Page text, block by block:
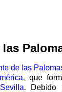
de las
, que
. Debido